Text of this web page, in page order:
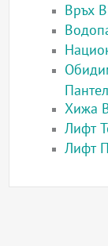
Връх
Хижа
Лифт
Лифт